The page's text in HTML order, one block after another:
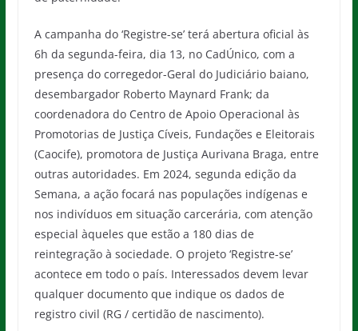
A campanha do ‘Registre-se’ terá abertura oficial às
6h da segunda-feira, dia 13, no CadÚnico, com a
presença do corregedor-Geral do Judiciário baiano,
desembargador Roberto Maynard Frank; da
coordenadora do Centro de Apoio Operacional às
Promotorias de Justiça Cíveis, Fundações e Eleitorais
(Caocife), promotora de Justiça Aurivana Braga, entre
outras autoridades. Em 2024, segunda edição da
Semana, a ação focará nas populações indígenas e
nos indivíduos em situação carcerária, com atenção
especial àqueles que estão a 180 dias de
reintegração à sociedade. O projeto ‘Registre-se’
acontece em todo o país. Interessados devem levar
qualquer documento que indique os dados de
registro civil (RG / certidão de nascimento).